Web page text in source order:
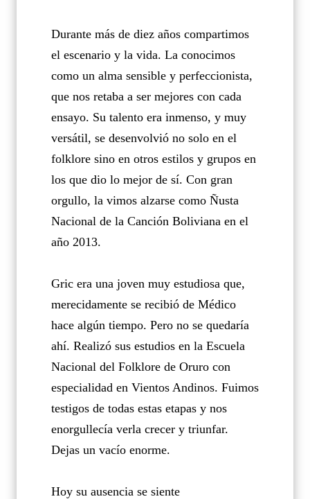
Durante más de diez años compartimos
el escenario y la vida. La conocimos
como un alma sensible y perfeccionista,
que nos retaba a ser mejores con cada
ensayo. Su talento era inmenso, y muy
versátil, se desenvolvió no solo en el
folklore sino en otros estilos y grupos en
los que dio lo mejor de sí. Con gran
orgullo, la vimos alzarse como Ñusta
Nacional de la Canción Boliviana en el
año 2013.
Gric era una joven muy estudiosa que,
merecidamente se recibió de Médico
hace algún tiempo. Pero no se quedaría
ahí. Realizó sus estudios en la Escuela
Nacional del Folklore de Oruro con
especialidad en Vientos Andinos. Fuimos
testigos de todas estas etapas y nos
enorgullecía verla crecer y triunfar.
Dejas un vacío enorme.
Hoy su ausencia se siente